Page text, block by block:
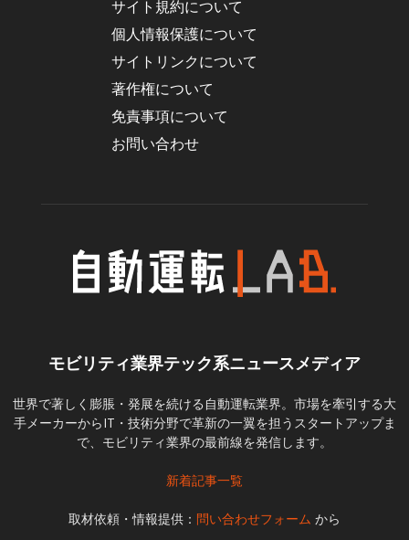
サイト規約について
個人情報保護について
サイトリンクについて
著作権について
免責事項について
お問い合わせ
モビリティ業界テック系ニュースメディア
世界で著しく膨脹・発展を続ける自動運転業界。市場を牽引する大
手メーカーからIT・技術分野で革新の一翼を担うスタートアップま
で、モビリティ業界の最前線を発信します。
新着記事一覧
取材依頼・情報提供： 問い合わせフォーム から